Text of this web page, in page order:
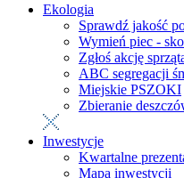
Ekologia
Sprawdź jakość
Wymień piec -
Zgłoś akcję
ABC segregacji
Miejskie PSZOKI
Zbieranie
Inwestycje
Kwartalne
Mapa inwestycji